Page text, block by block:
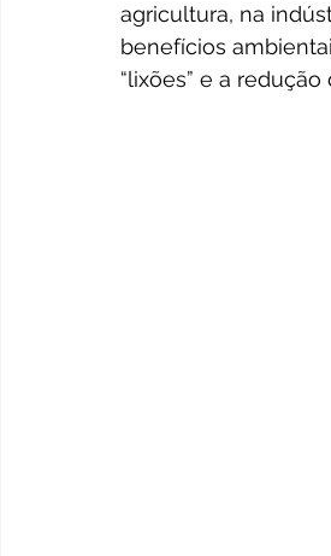
agricultura, na
benefícios
“lixões” e a